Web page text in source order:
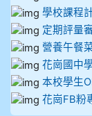
學校課程
定期評量
營養午餐
花崗國中
本校學生
花崗FB粉